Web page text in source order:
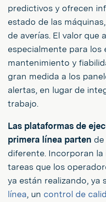
predictivos y ofrecen
estado de las
de averías. El valor que
especialmente para los
mantenimiento y
gran medida a los
alertas, en lugar de
trabajo.
Las plataformas de
primera línea parten
diferente. Incorporan
tareas que los
ya están realizando, ya
línea, un control de